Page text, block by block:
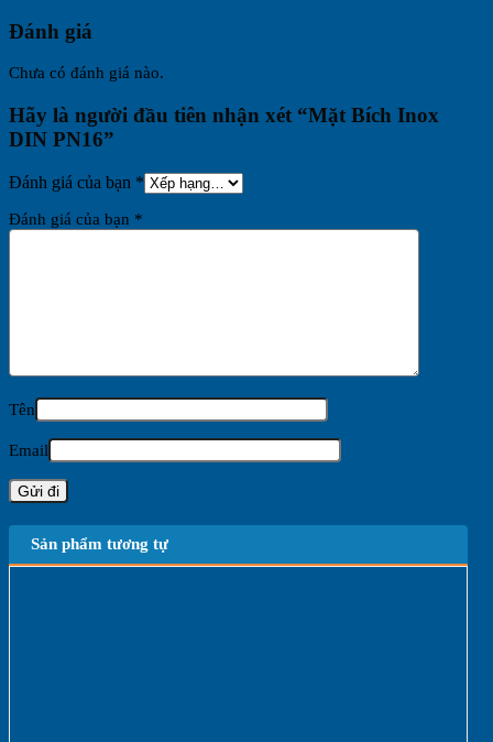
Đánh giá
Chưa có đánh giá nào.
Hãy là người đầu tiên nhận xét “Mặt Bích Inox
DIN PN16”
Đánh giá của bạn *
Đánh giá của bạn *
Tên
Email
Sản phẩm tương tự